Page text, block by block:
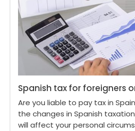
Spanish tax for foreigners
Are you liable to pay tax in
the changes in Spanish
will affect your personal